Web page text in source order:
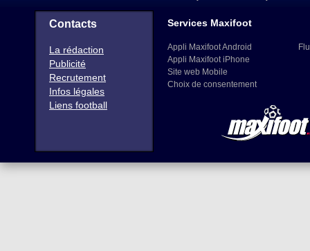
Contacts
La rédaction
Publicité
Recrutement
Infos légales
Liens football
Services Maxifoot
Appli Maxifoot Android
Appli Maxifoot iPhone
Site web Mobile
Choix de consentement